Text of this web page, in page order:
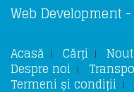
Web Development
Acasă Cărți
Despre noi
Termeni și condiții